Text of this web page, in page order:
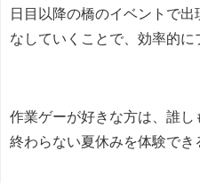
日目以降の橋のイベントで
なしていくことで、効率的に
作業ゲーが好きな方は、誰
終わらない夏休みを体験でき